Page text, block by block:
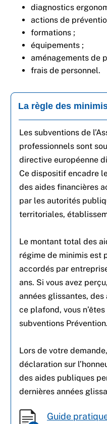
diagnostics
actions de
formations ;
équipements ;
aménagements de
frais de personnel.
La règle des
Les subventions de
professionnels sont
directive européenne
Ce dispositif encadre
des aides financières
par les autorités
territoriales,
Le montant total des
régime de minimis est
accordés par
ans. Si vous avez
années glissantes,
ce plafond, vous
subventions Prévention.
Lors de votre
déclaration sur
des aides publiques
dernières années
Guide